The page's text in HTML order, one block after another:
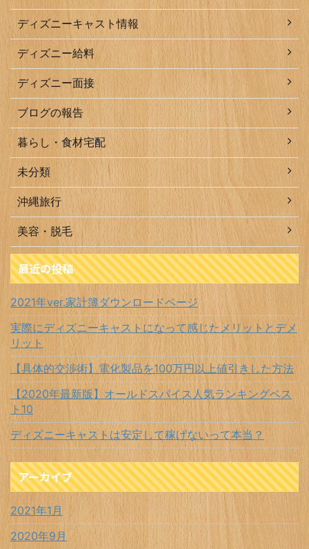
ディズニーキャスト情報
ディズニー給料
ディズニー面接
ブログの報告
暮らし・食材宅配
未分類
沖縄旅行
美容・脱毛
最近の投稿
2021年ver.家計簿ダウンロードページ
実際にディズニーキャストになって感じたメリットとデメ
リット
【具体的交渉術】電化製品を100万円以上値引きした方法
【2020年最新版】オールドスパイス人気ランキングベス
ト10
ディズニーキャストは安定して稼げないって本当？
アーカイブ
2021年1月
2020年9月